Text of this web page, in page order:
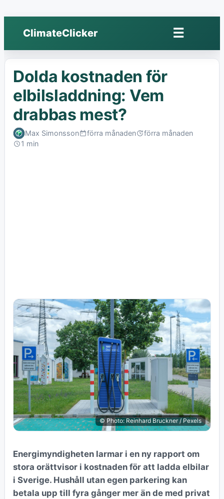
ClimateClicker ☰Öppna
meny
Dolda kostnaden för
elbilsladdning: Vem
drabbas mest?
Max SimonssonPublished:
förra månadenLastförra månaden
Read:
1 min
© Photo: Reinhard Bruckner / Pexels
Energimyndigheten larmar i en ny rapport om
stora orättvisor i kostnaden för att ladda elbilar
i Sverige. Hushåll utan egen parkering kan
betala upp till fyra gånger mer än de med privat